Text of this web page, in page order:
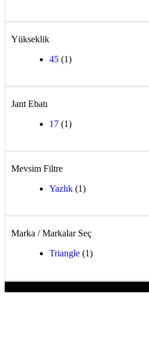
Yükseklik
45 (1)
Jant Ebatı
17 (1)
Mevsim Filtre
Yazlık (1)
Marka / Markalar Seç
Triangle (1)